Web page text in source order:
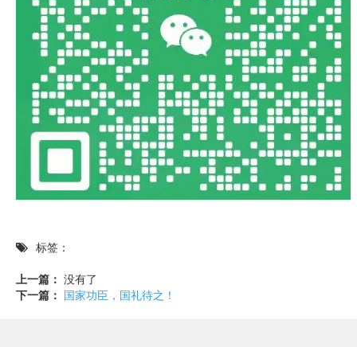
标签：
上一篇： 没有了
下一篇： 国家功臣，国礼待之！